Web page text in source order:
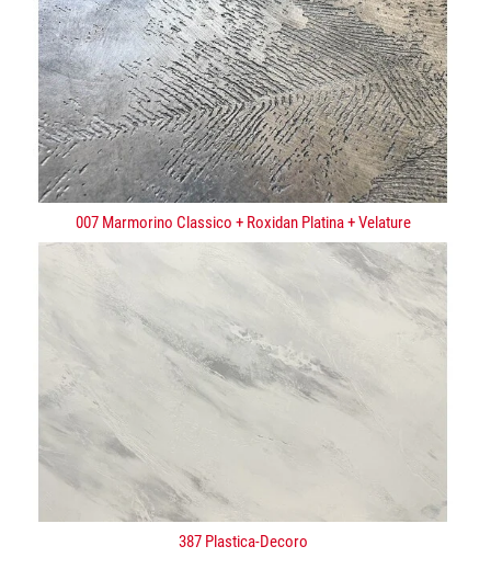
007 Marmorino Classico + Roxidan Platina + Velature
387 Plastica-Decoro